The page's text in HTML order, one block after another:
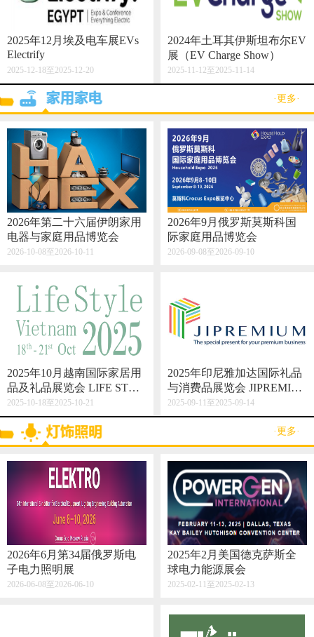
2025年12月埃及电车展EVs
Electrify
2025-12-18至2025-12-20
2024年土耳其伊斯坦布尔EV
展（EV Charge Show）
2025-11-12至2025-11-14
·更多·
2026年第二十六届伊朗家用
电器与家庭用品博览会
2026-10-08至2026-10-11
2026年9月俄罗斯莫斯科国
际家庭用品博览会
2026-09-08至2026-09-10
2025年10月越南国际家居用
品及礼品展览会 LIFE STYL
E VIETNAM 2025
2025-10-18至2025-10-21
2025年印尼雅加达国际礼品
与消费品展览会 JIPREMIU
M
2025-09-11至2025-09-14
·更多·
2026年6月第34届俄罗斯电
子电力照明展
2026-06-08至2026-06-10
2025年2月美国德克萨斯全
球电力能源展会
2025-02-11至2025-02-13